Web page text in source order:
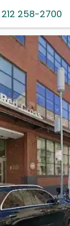
212 258-2700